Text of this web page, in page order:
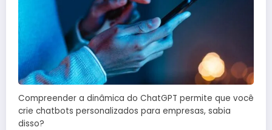
Compreender a dinâmica do ChatGPT permite que você
crie chatbots personalizados para empresas, sabia
disso?